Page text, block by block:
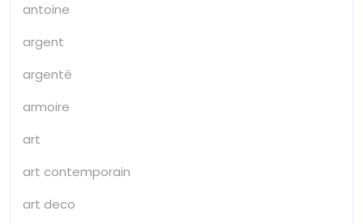
antoine
argent
argenté
armoire
art
art contemporain
art deco